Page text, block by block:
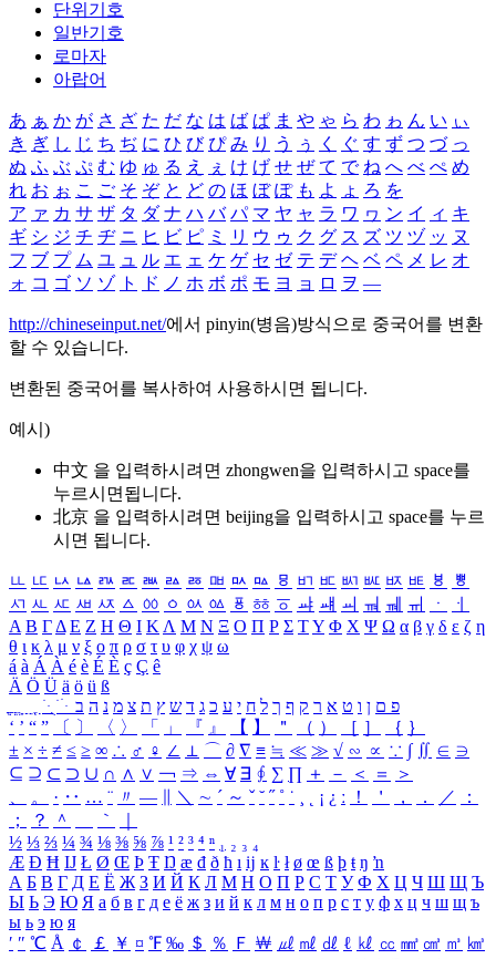
단위기호
일반기호
로마자
아랍어
あ ぁ か が さ ざ た だ な は ば ぱ ま や ゃ ら わ ゎ ん い ぃ
き ぎ し じ ち ぢ に ひ び ぴ み り う ぅ く ぐ す ず つ づ っ
ぬ ふ ぶ ぷ む ゆ ゅ る え ぇ け げ せ ぜ て で ね へ べ ぺ め
れ お ぉ こ ご そ ぞ と ど の ほ ぼ ぽ も よ ょ ろ を
ア ァ カ サ ザ タ ダ ナ ハ バ パ マ ヤ ャ ラ ワ ヮ ン イ ィ キ
ギ シ ジ チ ヂ ニ ヒ ビ ピ ミ リ ウ ゥ ク グ ス ズ ツ ヅ ッ ヌ
フ ブ プ ム ユ ュ ル エ ェ ケ ゲ セ ゼ テ デ ヘ ベ ペ メ レ オ
ォ コ ゴ ソ ゾ ト ド ノ ホ ボ ポ モ ヨ ョ ロ ヲ ―
http://chineseinput.net/에서 pinyin(병음)방식으로 중국어를 변환
할 수 있습니다.
변환된 중국어를 복사하여 사용하시면 됩니다.
예시)
中文 을 입력하시려면 zhongwen을 입력하시고 space를
누르시면됩니다.
北京 을 입력하시려면 beijing을 입력하시고 space를 누르
시면 됩니다.
ㅥ ㅦ ㅧ ㅨ ㅩ ㅪ ㅫ ㅬ ㅭ ㅮ ㅯ ㅰ ㅱ ㅲ ㅳ ㅴ ㅵ ㅶ ㅷ ㅸ
ㅹ
ㅺ ㅻ ㅼ ㅽ ㅾ ㅿ ㆀ ㆁ ㆂ ㆃ ㆄ ㆅ ㆆ ㆇ ㆈ ㆉ ㆊ ㆋ ㆌ ㆍ
ㆎ
Α Β ΓΔ Ε Ζ Η Θ Ι ΚΛ Μ Ν Ξ Ο Π Ρ Σ ΤΥ Φ Χ Ψ Ω α β γ δ ε ζ η
θ ι κ λ μ ν ξ ο π ρ σ τ υ φ χ ψ ω
á à Á À é è É È ç Ç ê
Ä Ö Ü ä ö ü ß
ִֶֹ ֻּ ׁׂ פ ם ן ו ט א ר ק ף ך ל ח י ע כ ג ד ש ץ ת צ מ נ ה ב
‘ ’ “ ” 〔 〕 〈 〉 「 」 『 』 【 】 ＂ （ ） ［ ］ ｛ ｝
± × ÷ ≠ ≤ ≥ ∞ ∴ ♂ ♀ ∠ ⊥ ⌒ ∂ ∇ ≡ ≒ ≪ ≫ √ ∽ ∝ ∵ ∫ ∬ ∈ ∋
⊆ ⊇ ⊂ ⊃ ∪ ∩ ∧ ∨ ￢ ⇒ ⇔ ∀ ∃ ∮ ∑ ∏ ＋ － ＜ ＝
＞
、
。 · ‥ … ¨ 〃 ― ＼ ∼ ´ ～ ˇ ˘ ˝ ˚ ˙ ¸ ¡ ¿ ː ！ ＇ ， ． ／
：
；
？ ＾ ｀
½ ⅓ ⅔ ¼ ¾ ⅛ ⅜ ⅝ ⅞ ¹ ² ³ ⁴ ⁿ ₁ ₂ ₃ ₄
Æ Ð Ħ Ĳ Ł Ø Œ Þ Ŧ Ŋ æ đ ð ħ ı ĳ ĸ ŀ ł ø œ ß þ ŧ ŋ ŉ
А Б В Г Д Е Ё Ж З И Й К Л М Н О П Р С Т У Ф Х Ц Ч Ш Щ Ъ
Ы Ь Э Ю Я а б в г д е ё ж з и й к л м н о п р с т у ф х ц ч ш щ ъ
ы ь э ю я
′ ″ ℃ Å ￠ ￡ ￥ ¤ ℉ ‰ ＄ ％ Ｆ ￦ ㎕ ㎖ ㎗ ℓ ㎘ ㏄ ㎣ ㎤ ㎥ ㎦